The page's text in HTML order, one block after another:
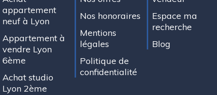
appartement
neuf à Lyon
Appartement à
vendre Lyon
6ème
Achat studio
Lyon 2ème
Nos honoraires
Mentions
légales
Politique de
confidentialité
Espace ma
recherche
Blog